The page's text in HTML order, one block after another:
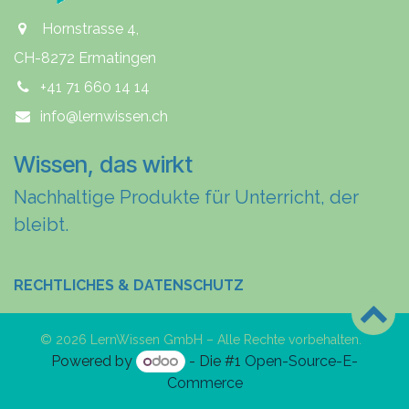
Hornstrasse 4,
CH-8272 Ermatingen
+41 71 660 14 14
info@lernwissen.ch
Wissen, das wirkt
Nachhaltige Produkte für Unterricht, der
bleibt.
RECHTLICHES & DATENSCHUTZ
© 2026 LernWissen GmbH – Alle Rechte vorbehalten.
Powered by - Die #1 Open-Source-E-
Commerce